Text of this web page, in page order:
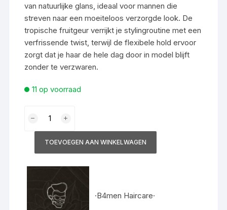
van natuurlijke glans, ideaal voor mannen die
streven naar een moeiteloos verzorgde look. De
tropische fruitgeur verrijkt je stylingroutine met een
verfrissende twist, terwijl de flexibele hold ervoor
zorgt dat je haar de hele dag door in model blijft
zonder te verzwaren.
11 op voorraad
Haircare
Moulding
Creme
TOEVOEGEN AAN WINKELWAGEN
·B4men Haircare·